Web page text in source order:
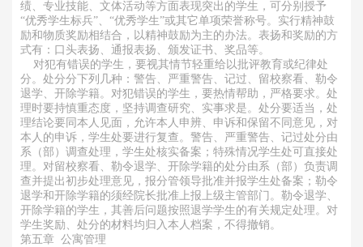
绩、专业技能、文体活动等方面表现突出的学生，可分别授予
“优秀学生标兵”、“优秀学生”或其它单项荣誉称号。实行精神鼓
励和物质奖励相结合，以精神鼓励为主的办法。表扬和奖励的方
式有：口头表扬、通报表扬、颁发证书、奖品等。
对犯有错误的学生，要视其情节轻重给以批评教育或纪律处
分。处分分下列几种：警告、严重警告、记过、留校察看、勒令
退学、开除学籍。对犯错误的学生，要热情帮助，严格要求。处
理时要持慎重态度，坚持调查研究、实事求是。处分要适当，处
理结论要同本人见面，允许本人申辨、申诉和保留不同意见，对
本人的申诉，学生处要进行复查。警告、严重警告、记过处分由
系（部）调查处理，学生处核实备案；特殊情况学生处可直接处
理。对留校察看、勒令退学、开除学籍的处分由系（部）负责调
查并提出初步处理意见，报分管领导批准并报学生处备案；勒令
退学和开除学籍的须经院长批准上报上级主管部门。勒令退学、
开除学籍的学生，其善后问题按照退学学生的有关规定处理。对
学生奖励、处分的材料均归入本人档案，不得撤销。
第五章 公寓管理